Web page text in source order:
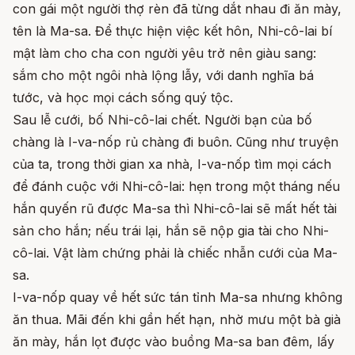
con gái một người thợ rèn đã từng dắt nhau đi ăn mày,
tên là Ma-sa. Để thực hiện việc kết hôn, Nhi-cô-lai bí
mật làm cho cha con người yêu trở nên giàu sang:
sắm cho một ngôi nhà lộng lẫy, với danh nghĩa bá
tước, và học mọi cách sống quý tộc.
Sau lễ cưới, bố Nhi-cô-lai chết. Người bạn của bố
chàng là I-va-nốp rủ chàng đi buôn. Cũng như truyện
của ta, trong thời gian xa nhà, I-va-nốp tìm mọi cách
để đánh cuộc với Nhi-cô-lai: hẹn trong một tháng nếu
hắn quyến rũ được Ma-sa thì Nhi-cô-lai sẽ mất hết tài
sản cho hắn; nếu trái lại, hắn sẽ nộp gia tài cho Nhi-
cô-lai. Vật làm chứng phải là chiếc nhẫn cưới của Ma-
sa.
I-va-nốp quay về hết sức tán tỉnh Ma-sa nhưng không
ăn thua. Mãi đến khi gần hết hạn, nhờ mưu một bà già
ăn mày, hắn lọt được vào buồng Ma-sa ban đêm, lấy